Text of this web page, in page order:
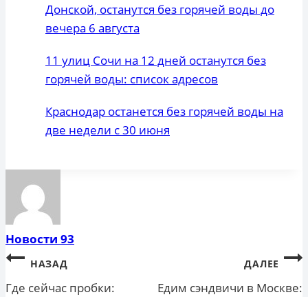
Донской, останутся без горячей воды до
вечера 6 августа
11 улиц Сочи на 12 дней останутся без
горячей воды: список адресов
Краснодар останется без горячей воды на
две недели с 30 июня
Новости 93
Навигация
по
НАЗАД
Где сейчас пробки:
ДАЛЕЕ
Едим сэндвичи в Москве: